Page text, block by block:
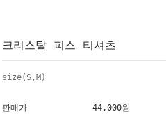
크리스탈 피스 티셔츠
size(S,M)
판매가 44,000원